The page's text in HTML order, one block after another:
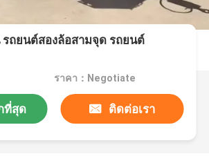
ถยนต์สองล้อสามจุด รถยนต์
ราคา：Negotiate
ที่สุด ติดต่อเรา